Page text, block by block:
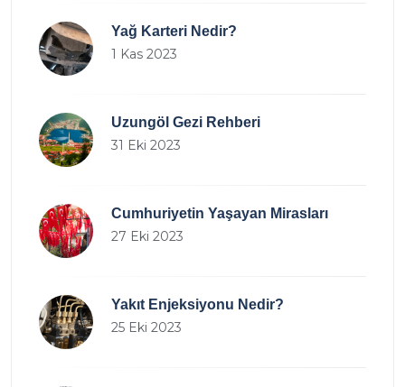
Yağ Karteri Nedir?
1 Kas 2023
Uzungöl Gezi Rehberi
31 Eki 2023
Cumhuriyetin Yaşayan Mirasları
27 Eki 2023
Yakıt Enjeksiyonu Nedir?
25 Eki 2023